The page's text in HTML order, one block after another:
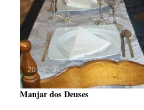
Manjar dos Deuses